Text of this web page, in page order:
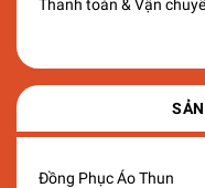
Thanh toán & Vận
Đồng Phục Áo Thun